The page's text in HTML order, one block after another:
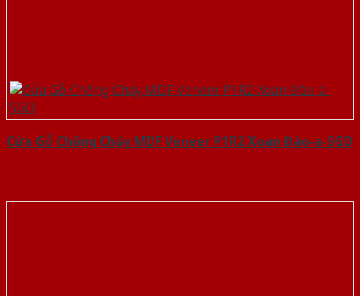
Cửa Gỗ Chống Cháy MDF Veneer P1R2 Xoan Đào-a-SGD